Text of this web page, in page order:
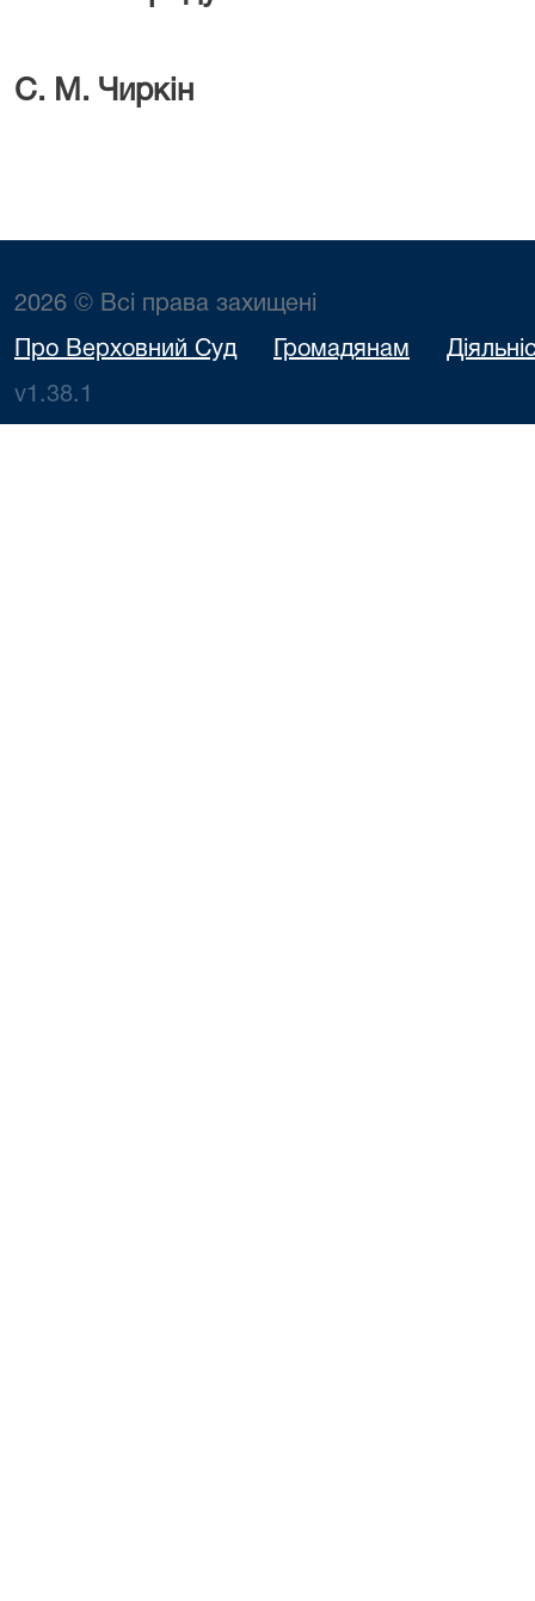
С. М. Чиркін
2026 © Всі права захищені
Про Верховний Суд Громадянам
v1.38.1